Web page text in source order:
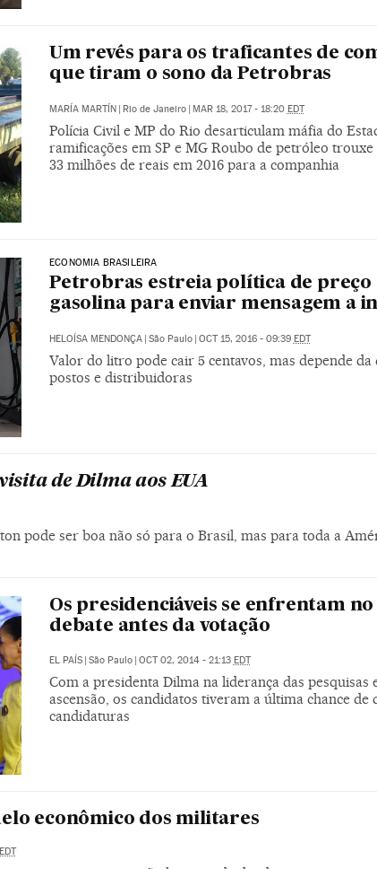
Um revés para os traficantes de
que tiram o sono da Petrobras
MARÍA MARTÍN | Rio de Janeiro | MAR 18, 2017 - 18:20 EDT
Polícia Civil e MP do Rio desarticulam máfia do
ramificações em SP e MG Roubo de petróleo
33 milhões de reais em 2016 para a companhia
ECONOMIA BRASILEIRA
Petrobras estreia política de preço
gasolina para enviar mensagem a
HELOÍSA MENDONÇA São Paulo OCT 15, 2016 - 09:39 EDT
Valor do litro pode cair 5 centavos, mas depende da
postos e distribuidoras
de Dilma aos EUA
pode ser boa não só para o Brasil, mas para toda a
Os presidenciáveis se enfrentam
debate antes da votação
EL PAÍS São Paulo OCT 02, 2014 - 21:13 EDT
Com a presidenta Dilma na liderança das pesquisas
ascensão, os candidatos tiveram a última chance de
candidaturas
econômico dos militares
EDT